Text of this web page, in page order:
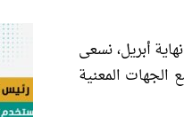
الماضي، وعدد 10 شركات حتى نهاية أبريل، نسعى
الجهات المعنية